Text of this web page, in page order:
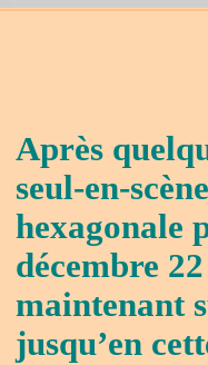
Après
seul-en-
hexagonale
décembre
maintenant
jusqu’en